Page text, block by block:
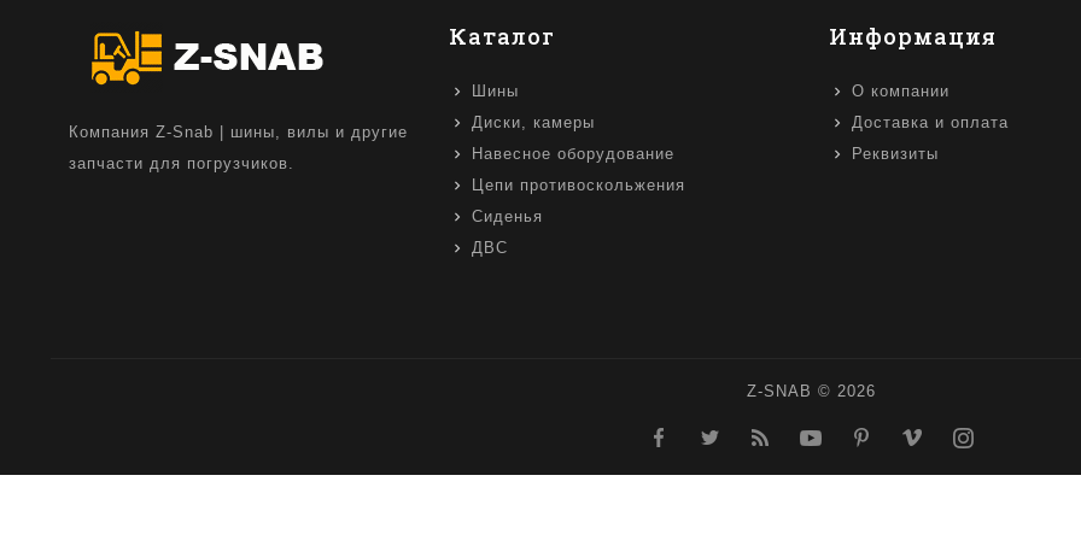
Компания Z-Snab | шины, вилы и другие
запчасти для погрузчиков.
Каталог
Шины
Диски, камеры
Навесное оборудование
Цепи противоскольжения
Сиденья
ДВС
Информация
О компании
Доставка и оплата
Реквизиты
Z-SNAB © 2026